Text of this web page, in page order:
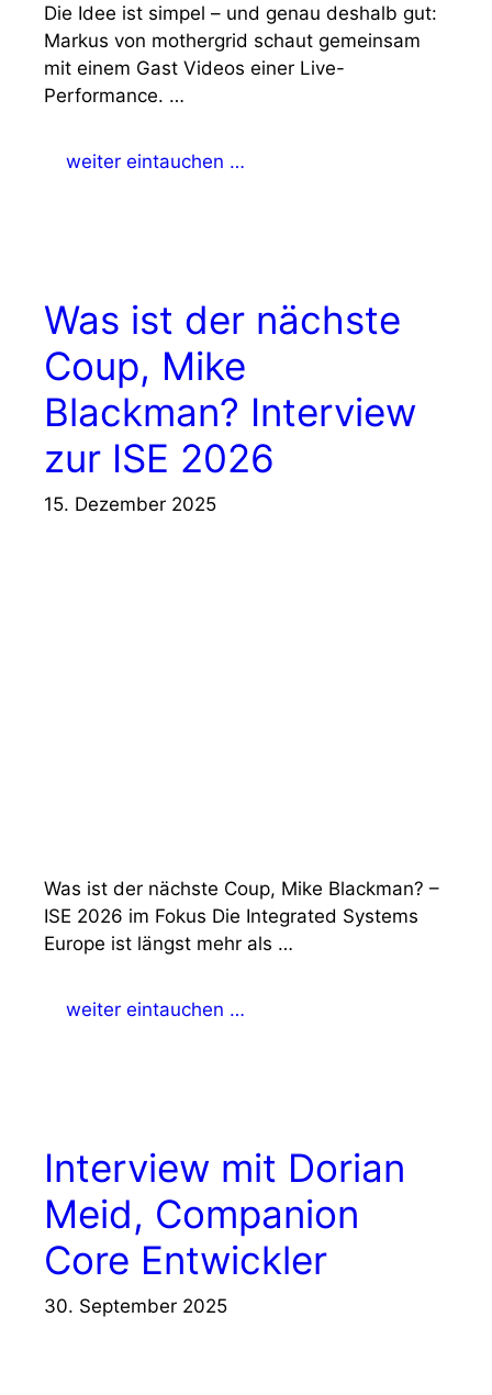
Die Idee ist simpel – und genau deshalb gut:
Markus von mothergrid schaut gemeinsam
mit einem Gast Videos einer Live-
Performance. …
weiter eintauchen …
Was ist der nächste
Coup, Mike
Blackman? Interview
zur ISE 2026
15. Dezember 2025
Was ist der nächste Coup, Mike Blackman? –
ISE 2026 im Fokus Die Integrated Systems
Europe ist längst mehr als …
weiter eintauchen …
Interview mit Dorian
Meid, Companion
Core Entwickler
30. September 2025